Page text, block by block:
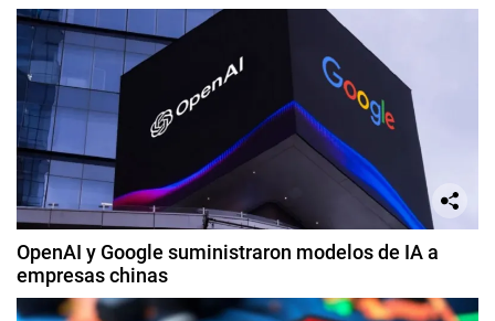
OpenAI y Google suministraron modelos de IA a
empresas chinas